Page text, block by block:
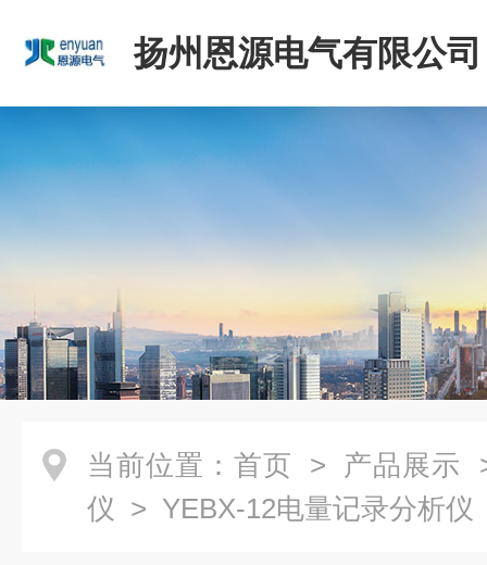
扬州恩源电气有限公司
当前位置： 首页 > 产品展示
仪 > YEBX-12电量记录分析仪